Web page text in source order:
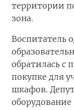
территории
зона.
Воспитатель
обратилась с
покупке для
шкафов.